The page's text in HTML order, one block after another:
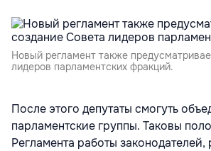
Новый регламент также
лидеров парламентских фракций.
После этого депутаты смогуть
парламентские группы. Таковы
Регламента работы законодателей,